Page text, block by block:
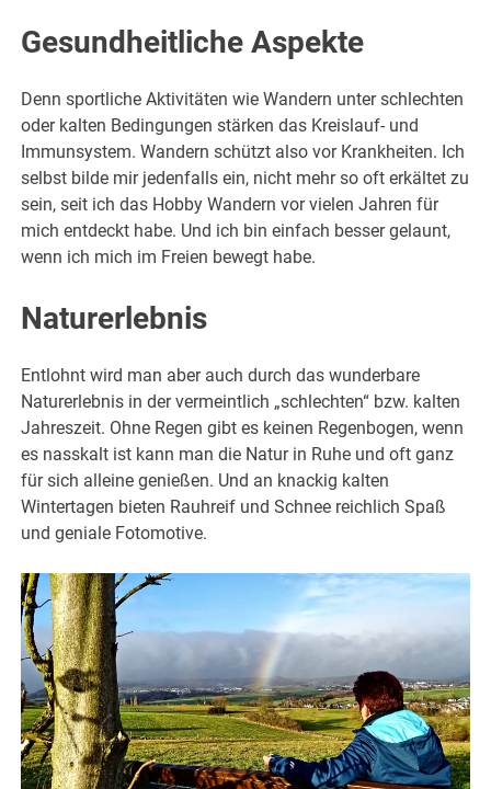
Gesundheitliche Aspekte
Denn sportliche Aktivitäten wie Wandern unter schlechten
oder kalten Bedingungen stärken das Kreislauf- und
Immunsystem. Wandern schützt also vor Krankheiten. Ich
selbst bilde mir jedenfalls ein, nicht mehr so oft erkältet zu
sein, seit ich das Hobby Wandern vor vielen Jahren für
mich entdeckt habe. Und ich bin einfach besser gelaunt,
wenn ich mich im Freien bewegt habe.
Naturerlebnis
Entlohnt wird man aber auch durch das wunderbare
Naturerlebnis in der vermeintlich „schlechten“ bzw. kalten
Jahreszeit. Ohne Regen gibt es keinen Regenbogen, wenn
es nasskalt ist kann man die Natur in Ruhe und oft ganz
für sich alleine genießen. Und an knackig kalten
Wintertagen bieten Rauhreif und Schnee reichlich Spaß
und geniale Fotomotive.